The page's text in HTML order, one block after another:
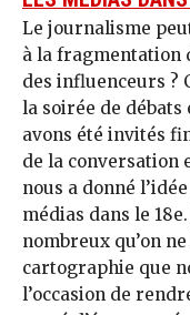
Le journalisme
à la fragmentation
des influenceurs ?
la soirée de débats
avons été invités
de la conversation
nous a donné
médias dans le
nombreux qu’on
cartographie que
l’occasion de